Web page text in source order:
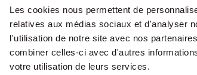
Les cookies nous permettent de
relatives aux médias sociaux et d'analyser
l'utilisation de notre site avec nos
combiner celles-ci avec d'autres
votre utilisation de leurs services.
Finance
Cadres